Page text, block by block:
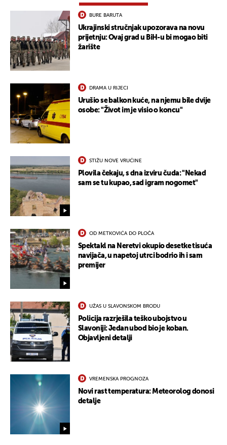
BURE BARUTA
Ukrajinski stručnjak upozorava na novu
prijetnju: Ovaj grad u BiH-u bi mogao biti
žarište
DRAMA U RIJECI
Urušio se balkon kuće, na njemu bile dvije
osobe: "Život im je visio o koncu"
STIŽU NOVE VRUĆINE
Plovila čekaju, s dna izviru čuda: "Nekad
sam se tu kupao, sad igram nogomet"
OD METKOVIĆA DO PLOČA
Spektakl na Neretvi okupio desetke tisuća
navijača, u napetoj utrci bodrio ih i sam
premijer
UŽAS U SLAVONSKOM BRODU
Policija razrješila teško ubojstvo u
Slavoniji: Jedan ubod bio je koban.
Objavljeni detalji
VREMENSKA PROGNOZA
Novi rast temperatura: Meteorolog donosi
detalje